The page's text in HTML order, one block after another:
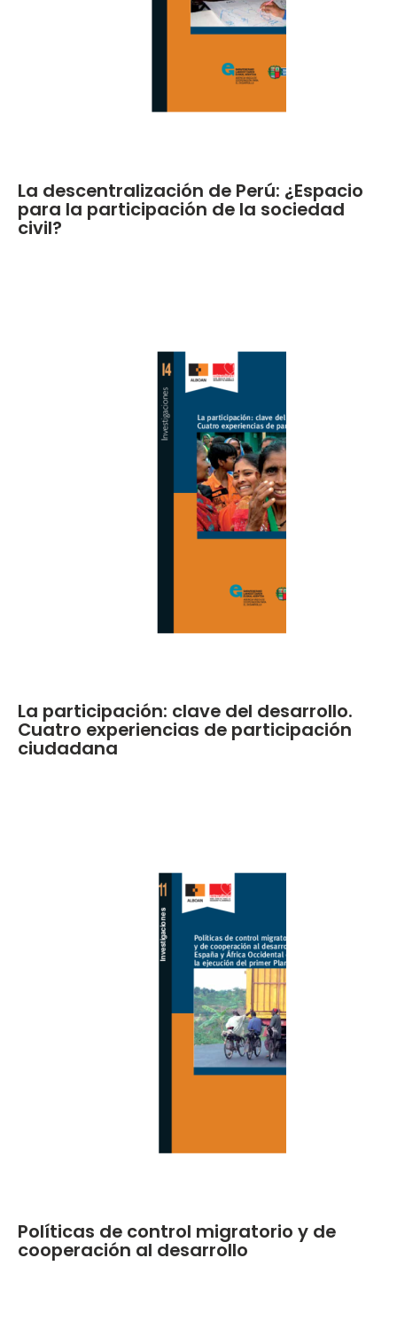
La descentralización de Perú: ¿Espacio
para la participación de la sociedad
civil?
La participación: clave del desarrollo.
Cuatro experiencias de participación
ciudadana
Políticas de control migratorio y de
cooperación al desarrollo